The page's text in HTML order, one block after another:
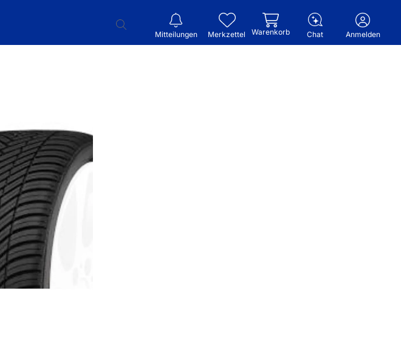
Mitteilungen Merkzettel Warenkorb Chat Anmelden